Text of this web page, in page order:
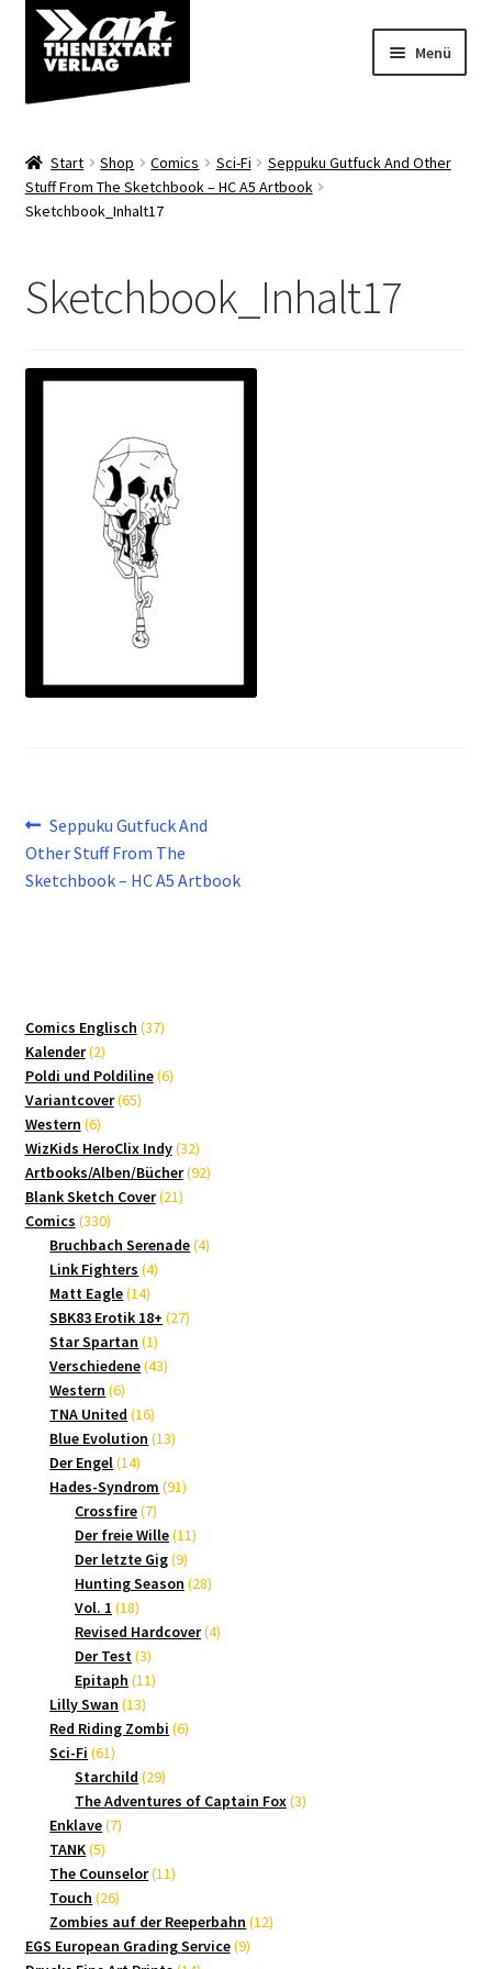
Zur
Navigation
springen
Zum
Inhalt
springen
Menü
Shop
Start Shop Comics Sci-Fi
Seppuku Gutfuck And Other
Stuff From The Sketchbook – HC A5 Artbook
Sketchbook_Inhalt17
Sketchbook_Inhalt17
Beitragsnavigation
Vorheriger
Beitrag:
Seppuku Gutfuck And
Other Stuff From The
Sketchbook – HC A5 Artbook
Comics Englisch 3737
Kalender 22
Produkte
Poldi und Poldiline 66
Variantcover 6565
Western 66
Produkte
WizKids HeroClix Indy 3232
Produkte
Artbooks/Alben/Bücher 9292
Blank Sketch Cover 2121
Comics 330330
Produkte
Bruchbach Serenade 44
Link Fighters 44
Matt Eagle 1414
Produkte
SBK83 Erotik 18+ 2727
Star Spartan 11
Produkt
Verschiedene 4343
Western 66
Produkte
TNA United 1616
Produkte
Blue Evolution 1313
Der Engel 1414
Produkte
Hades-Syndrom 9191
Crossfire 77
Produkte
Der freie Wille 1111
Der letzte Gig 99
Produkte
Hunting Season 2828
Vol. 1 1818
Produkte
Revised Hardcover 44
Der Test 33
Produkte
Epitaph 1111
Lilly Swan 1313
Produkte
Red Riding Zombi 66
Sci-Fi 6161
Produkte
Starchild 2929
Produkte
The Adventures of Captain Fox 33
Enklave 77
TANK 55
Produkte
The Counselor 1111
Touch 2626
Produkte
Zombies auf der Reeperbahn 1212
EGS European Grading Service 99